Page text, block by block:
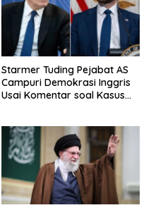
Starmer Tuding Pejabat AS
Campuri Demokrasi Inggris
Usai Komentar soal Kasus